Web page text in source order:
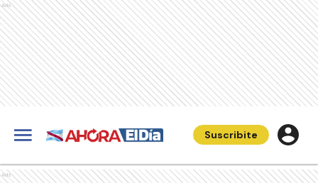
Ads
Suscribite
Ads